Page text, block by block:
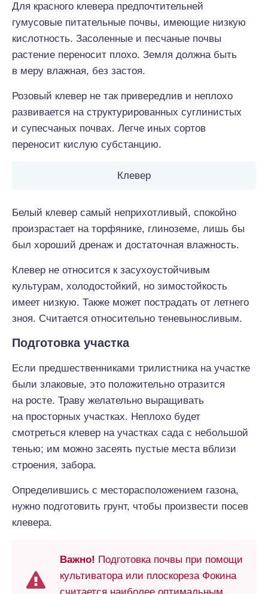
Для красного клевера предпочтительней
гумусовые питательные почвы, имеющие низкую
кислотность. Засоленные и песчаные почвы
растение переносит плохо. Земля должна быть
в меру влажная, без застоя.
Розовый клевер не так привередлив и неплохо
развивается на структурированных суглинистых
и супесчаных почвах. Легче иных сортов
переносит кислую субстанцию.
Клевер
Белый клевер самый неприхотливый, спокойно
произрастает на торфянике, глиноземе, лишь бы
был хороший дренаж и достаточная влажность.
Клевер не относится к засухоустойчивым
культурам, холодостойкий, но зимостойкость
имеет низкую. Также может пострадать от летнего
зноя. Считается относительно теневыносливым.
Подготовка участка
Если предшественниками трилистника на участке
были злаковые, это положительно отразится
на росте. Траву желательно выращивать
на просторных участках. Неплохо будет
смотреться клевер на участках сада с небольшой
тенью; им можно засеять пустые места вблизи
строения, забора.
Определившись с месторасположением газона,
нужно подготовить грунт, чтобы произвести посев
клевера.
Важно! Подготовка почвы при помощи
культиватора или плоскореза Фокина